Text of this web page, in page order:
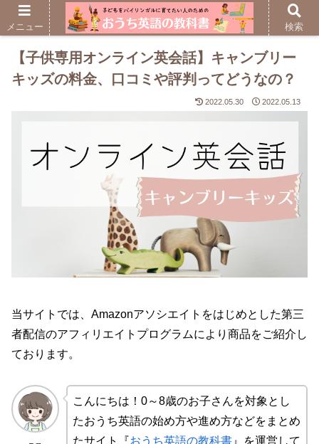
【子供専用オンライン英会話】キャンブリー
キッズの料金、口コミや評判ってどうなの？
2022.05.30 2022.05.13
当サイトでは、Amazonアソシエイトをはじめとした第三
者配信のアフィリエイトプログラムにより商品をご紹介し
ております。
こんにちは！0～8歳のお子さんを対象とし
たおうち英語の始め方や進め方などをまとめ
たサイト『おうち英語の教科書』を運営して
メニュー 検索